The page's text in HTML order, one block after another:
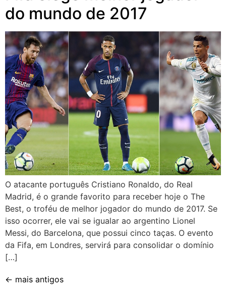
do mundo de 2017
O atacante português Cristiano Ronaldo, do Real
Madrid, é o grande favorito para receber hoje o The
Best, o troféu de melhor jogador do mundo de 2017. Se
isso ocorrer, ele vai se igualar ao argentino Lionel
Messi, do Barcelona, que possui cinco taças. O evento
da Fifa, em Londres, servirá para consolidar o domínio
[…]
← mais antigos